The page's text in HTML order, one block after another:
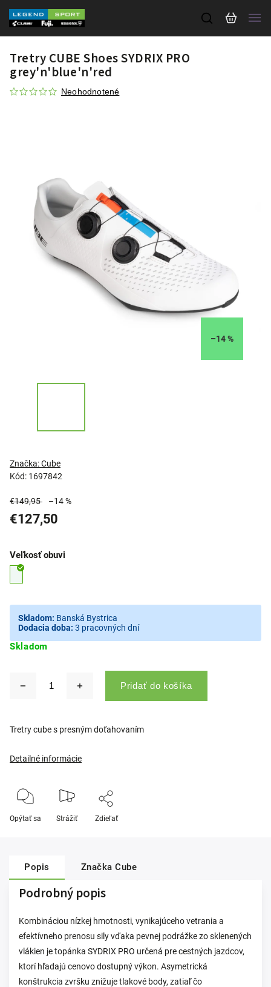
Tretry CUBE Shoes SYDRIX PRO
grey'n'blue'n'red
Neohodnotené
–14 %
Kód: 1697842
Značka:Cube
€149,95 –14 %
€127,50
Skladom
Veľkosť obuvi
Skladom: Banská Bystrica
Dodacia doba: 3 pracovných dní
Pridať do košíka
Tretry cube s presným doťahovaním
Detailné informácie
Opýtať sa Strážiť Zdieľať
Popis Značka Cube
Podrobný popis
Kombináciou nízkej hmotnosti, vynikajúceho vetrania a
efektívneho prenosu sily vďaka pevnej podrážke zo sklenených
vlákien je topánka SYDRIX PRO určená pre cestných jazdcov,
ktorí hľadajú cenovo dostupný výkon. Asymetrická
konštrukcia zvršku znižuje tlakové body, zatiaľ čo